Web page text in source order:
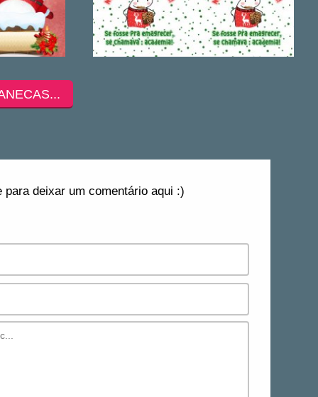
deixar um comentário aqui :)